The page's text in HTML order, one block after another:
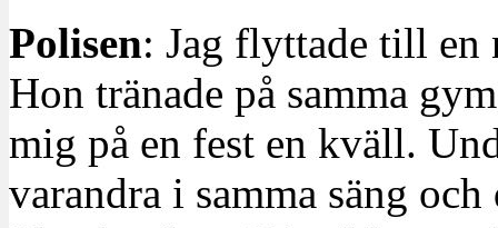
Polisen: Jag flyttade till en
Hon tränade på samma
mig på en fest en kväll.
varandra i samma säng